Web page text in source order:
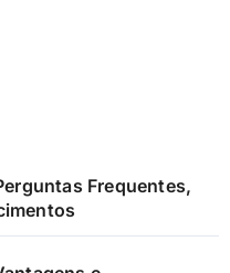
Frequentes,